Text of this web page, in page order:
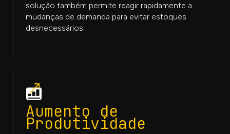
solução também permite reagir rapidamente a
mudanças de demanda para evitar estoques
desnecessários.
Aumento de
Produtividade